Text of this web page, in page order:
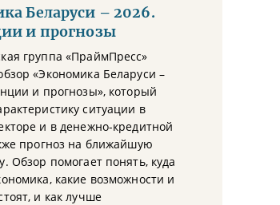
Беларуси – 2026.
и прогнозы
группа «ПраймПресс»
«Экономика Беларуси –
и прогнозы», который
ситуации в
и в денежно-кредитной
прогноз на ближайшую
Обзор помогает понять, куда
какие возможности и
и как лучше